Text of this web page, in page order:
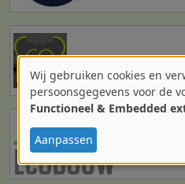
Gebruik
van
en
Wij gebruiken cookies en
persoonsgegevens voor de
Functioneel & Embedded
Aanpassen